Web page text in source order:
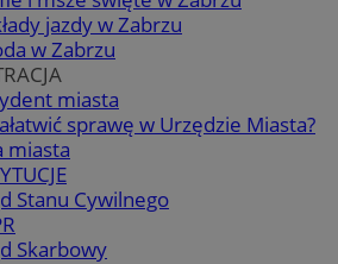
jazdy w Zabrzu
w Zabrzu
miasta
sprawę w Urzędzie Miasta?
miasta
Stanu Cywilnego
Skarbowy